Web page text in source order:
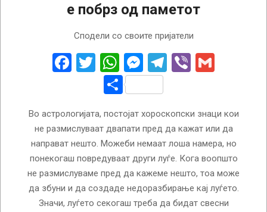
е побрз од паметот
Сподели со своите пријатели
Facebook
Twitter
WhatsApp
Messenger
Telegram
Viber
Share
Во астрологијата, постојат хороскопски знаци кои
не размислуваат двапати пред да кажат или да
направат нешто. Можеби немаат лоша намера, но
понекогаш повредуваат други луѓе. Кога воопшто
не размислуваме пред да кажеме нешто, тоа може
да збуни и да создаде недоразбирање кај луѓето.
Значи, луѓето секогаш треба да бидат свесни